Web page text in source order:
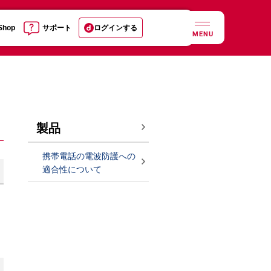
サポート ログインする
MENU
製品
携帯電話の電波防護への
適合性について